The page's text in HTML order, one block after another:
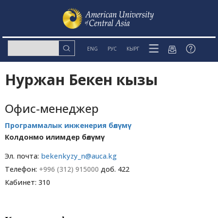
ENG РУС КЫРГ
Нуржан Бекен кызы
Офис-менеджер
Программалык инженерия бөлүмү
Колдонмо илимдер бөлүмү
Эл. почта: bekenkyzy_n@auca.kg
Телефон: +996 (312) 915000 доб. 422
Кабинет: 310